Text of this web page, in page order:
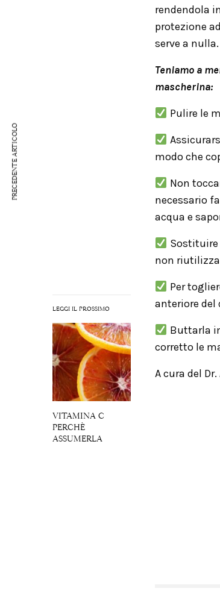
LEGGI IL PROSSIMO
VITAMINA C
PERCHÈ
ASSUMERLA
rendendola
protezione
serve a nulla.
Teniamo a
mascherina:
Pulire le
modo che
Non
necessario
acqua e
Sostituire
non
Per
anteriore del
Buttarla
corretto le
A cura del
PRECEDENTE ARTICOLO